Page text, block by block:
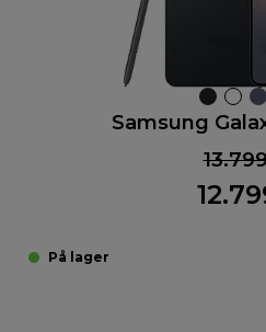
Samsung
På lager